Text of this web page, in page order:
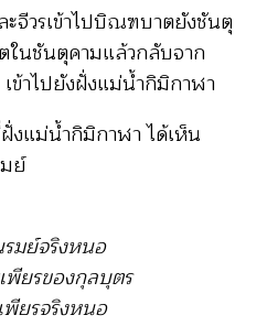
จีวรเข้าไปบิณฑบาตยังชันตุ
นชันตุคามแล้วกลับจาก
ข้าไปยังฝั่งแม่น้ำกิมิกาฬา
แม่น้ำกิมิกาฬา ได้เห็น
ย์
มย์จริงหนอ
พียรของกุลบุตร
พียรจริงหนอ